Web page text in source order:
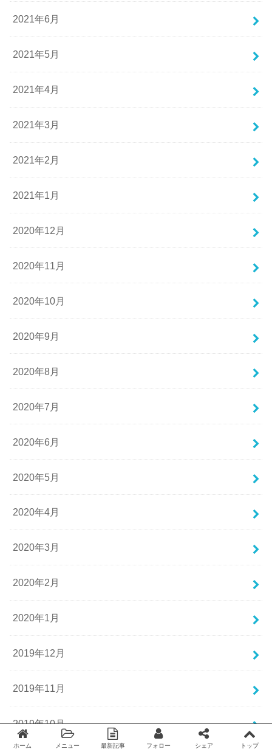
2021年6月
2021年5月
2021年4月
2021年3月
2021年2月
2021年1月
2020年12月
2020年11月
2020年10月
2020年9月
2020年8月
2020年7月
2020年6月
2020年5月
2020年4月
2020年3月
2020年2月
2020年1月
2019年12月
2019年11月
2019年10月
ホーム メニュー 最新記事 フォロー シェア トップ
Twitter facebook